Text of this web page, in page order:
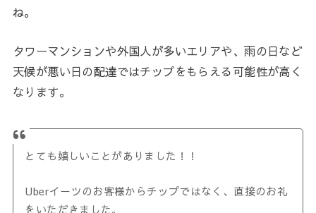
ね。
タワーマンションや外国人が多いエリアや、雨の日など
天候が悪い日の配達ではチップをもらえる可能性が高く
なります。
とても嬉しいことがありました！！
Uberイーツのお客様からチップではなく、直接のお礼
をいただきました。